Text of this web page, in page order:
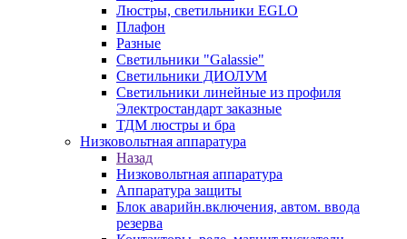
Люстры, светильники EGLO
Плафон
Разные
Светильники "Galassie"
Светильники ДИОЛУМ
Светильники линейные из профиля
Электростандарт заказные
ТДМ люстры и бра
Низковольтная аппаратура
Назад
Низковольтная аппаратура
Аппаратура защиты
Блок аварийн.включения, автом. ввода
резерва